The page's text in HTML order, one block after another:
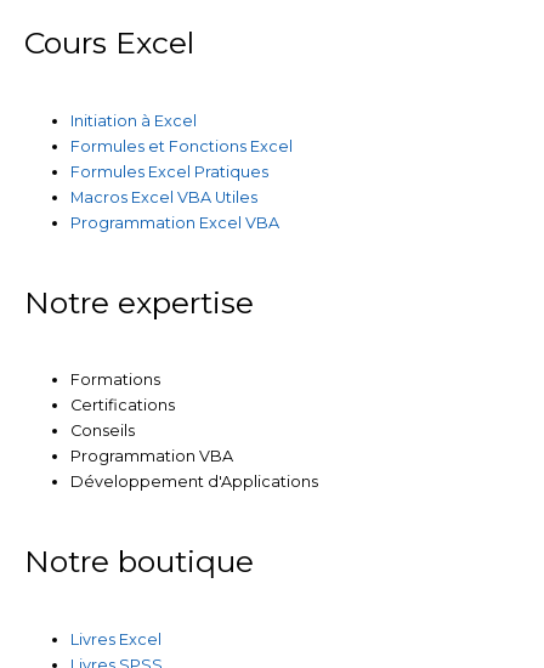
Cours Excel
Initiation à Excel
Formules et Fonctions Excel
Formules Excel Pratiques
Macros Excel VBA Utiles
Programmation Excel VBA
Notre expertise
Formations
Certifications
Conseils
Programmation VBA
Développement d'Applications
Notre boutique
Livres Excel